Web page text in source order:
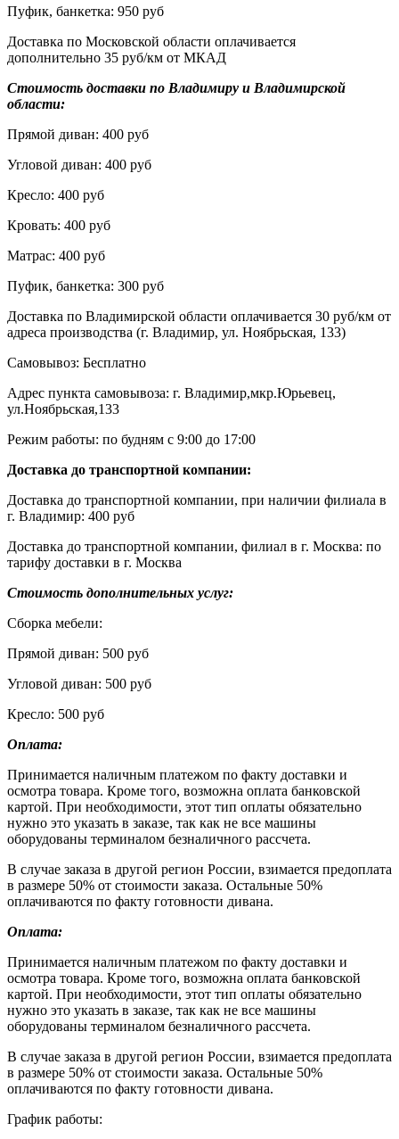
Пуфик, банкетка: 950 руб
Доставка по Московской области оплачивается
дополнительно 35 руб/км от МКАД
Стоимость доставки по Владимиру и Владимирской
области:
Прямой диван: 400 руб
Угловой диван: 400 руб
Кресло: 400 руб
Кровать: 400 руб
Матрас: 400 руб
Пуфик, банкетка: 300 руб
Доставка по Владимирской области оплачивается 30 руб/км от
адреса производства (г. Владимир, ул. Ноябрьская, 133)
Самовывоз: Бесплатно
Адрес пункта самовывоза: г. Владимир,мкр.Юрьевец,
ул.Ноябрьская,133
Режим работы: по будням с 9:00 до 17:00
Доставка до транспортной компании:
Доставка до транспортной компании, при наличии филиала в
г. Владимир: 400 руб
Доставка до транспортной компании, филиал в г. Москва: по
тарифу доставки в г. Москва
Стоимость дополнительных услуг:
Сборка мебели:
Прямой диван: 500 руб
Угловой диван: 500 руб
Кресло: 500 руб
Оплата:
Принимается наличным платежом по факту доставки и
осмотра товара. Кроме того, возможна оплата банковской
картой. При необходимости, этот тип оплаты обязательно
нужно это указать в заказе, так как не все машины
оборудованы терминалом безналичного рассчета.
В случае заказа в другой регион России, взимается предоплата
в размере 50% от стоимости заказа. Остальные 50%
оплачиваются по факту готовности дивана.
Оплата:
Принимается наличным платежом по факту доставки и
осмотра товара. Кроме того, возможна оплата банковской
картой. При необходимости, этот тип оплаты обязательно
нужно это указать в заказе, так как не все машины
оборудованы терминалом безналичного рассчета.
В случае заказа в другой регион России, взимается предоплата
в размере 50% от стоимости заказа. Остальные 50%
оплачиваются по факту готовности дивана.
График работы: